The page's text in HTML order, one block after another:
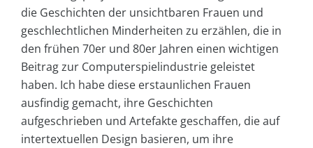
die Geschichten der unsichtbaren Frauen und
geschlechtlichen Minderheiten zu erzählen, die in
den frühen 70er und 80er Jahren einen wichtigen
Beitrag zur Computerspielindustrie geleistet
haben. Ich habe diese erstaunlichen Frauen
ausfindig gemacht, ihre Geschichten
aufgeschrieben und Artefakte geschaffen, die auf
intertextuellen Design basieren, um ihre